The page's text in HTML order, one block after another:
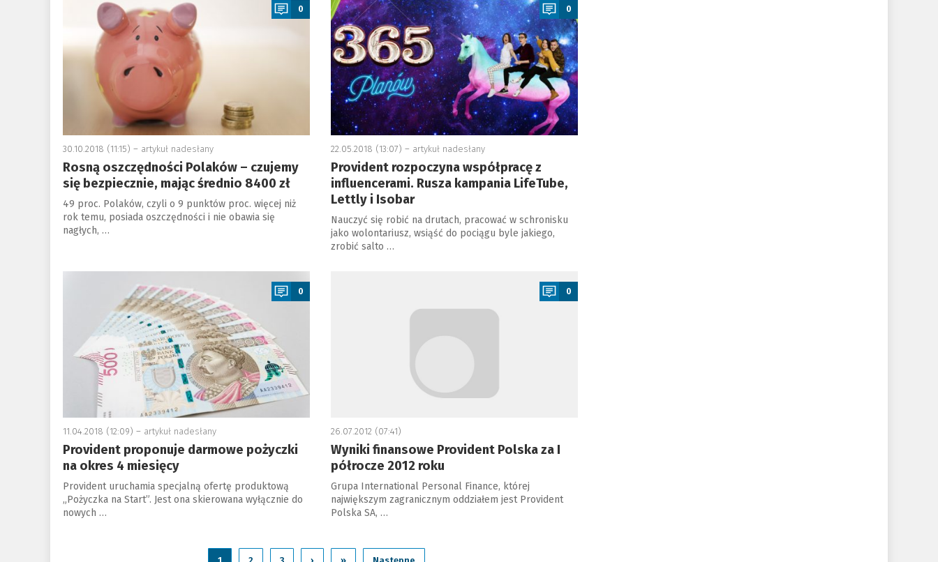
0
30.10.2018 (11:15) – artykuł nadesłany
Rosną oszczędności Polaków – czujemy
się bezpiecznie, mając średnio 8400 zł
49 proc. Polaków, czyli o 9 punktów proc. więcej niż
rok temu, posiada oszczędności i nie obawia się
nagłych, …
0
22.05.2018 (13:07) – artykuł nadesłany
Provident rozpoczyna współpracę z
influencerami. Rusza kampania LifeTube,
Lettly i Isobar
Nauczyć się robić na drutach, pracować w schronisku
jako wolontariusz, wsiąść do pociągu byle jakiego,
zrobić salto …
a
0
11.04.2018 (12:09) – artykuł nadesłany
Provident proponuje darmowe pożyczki
na okres 4 miesięcy
Provident uruchamia specjalną ofertę produktową
„Pożyczka na Start”. Jest ona skierowana wyłącznie do
nowych …
0
26.07.2012 (07:41)
Wyniki finansowe Provident Polska za I
półrocze 2012 roku
Grupa International Personal Finance, której
największym zagranicznym oddziałem jest Provident
Polska SA, …